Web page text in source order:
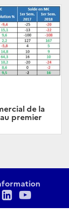
de la
premier
LinkedIn